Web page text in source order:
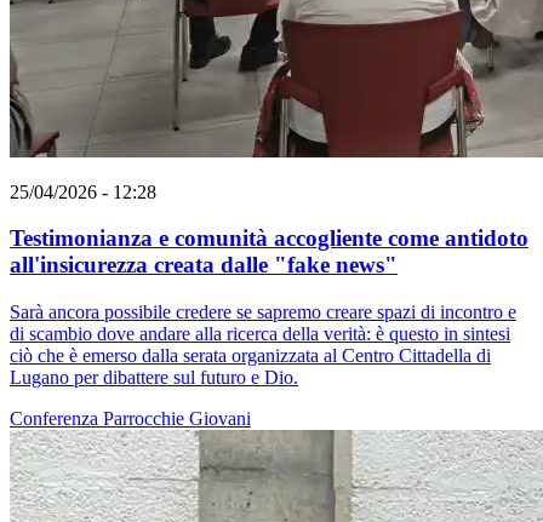
25/04/2026 - 12:28
Testimonianza e comunità accogliente come antidoto
all'insicurezza creata dalle "fake news"
Sarà ancora possibile credere se sapremo creare spazi di incontro e
di scambio dove andare alla ricerca della verità: è questo in sintesi
ciò che è emerso dalla serata organizzata al Centro Cittadella di
Lugano per dibattere sul futuro e Dio.
Conferenza Parrocchie Giovani